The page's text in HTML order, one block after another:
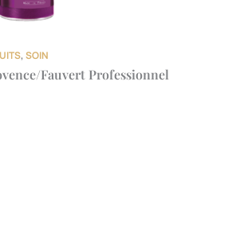
,SOIN
Fauvert Professionnel